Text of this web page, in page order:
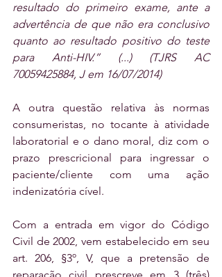
resultado do primeiro exame, ante a
advertência de que não era conclusivo
quanto ao resultado positivo do teste
para Anti-HIV.” (...) (TJRS AC
70059425884, J em 16/07/2014)
A outra questão relativa às normas
consumeristas, no tocante à atividade
laboratorial e o dano moral, diz com o
prazo prescricional para ingressar o
paciente/cliente com uma ação
indenizatória cível.
Com a entrada em vigor do Código
Civil de 2002, vem estabelecido em seu
art. 206, §3º, V, que a pretensão de